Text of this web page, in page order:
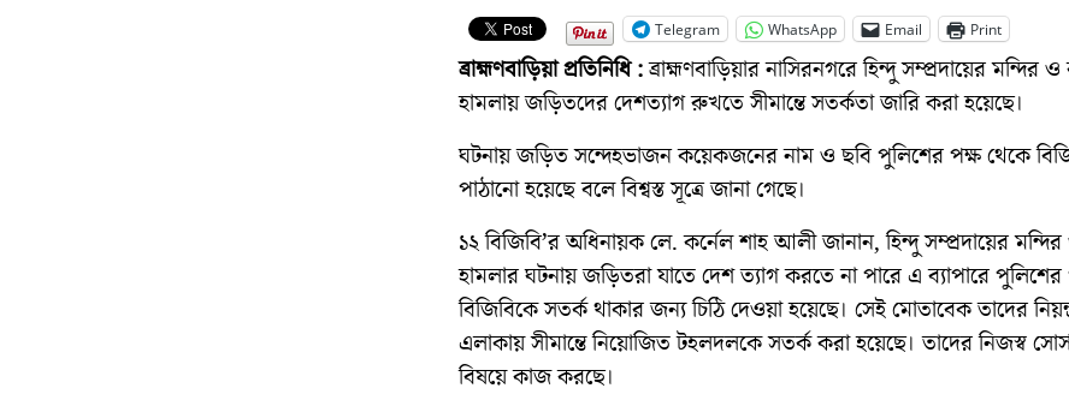
Telegram
WhatsApp Email Print
ব্রাহ্মণবাড়িয়া প্রতিনিধি :ব্রাহ্মণবাড়িয়ার নাসিরনগরে হিন্দু সম্প্রদায়ের মন্দির ও
হামলায় জড়িতদের দেশত্যাগ রুখতে সীমান্তে সতর্কতা জারি করা হয়েছে।
ঘটনায় জড়িত সন্দেহভাজন কয়েকজনের নাম ও ছবি পুলিশের পক্ষ থেকে
পাঠানো হয়েছে বলে বিশ্বস্ত সূত্রে জানা গেছে।
১২ বিজিবি’র অধিনায়ক লে. কর্নেল শাহ আলী জানান, হিন্দু সম্প্রদায়ের
হামলার ঘটনায় জড়িতরা যাতে দেশ ত্যাগ করতে না পারে এ ব্যাপারে
বিজিবিকে সতর্ক থাকার জন্য চিঠি দেওয়া হয়েছে। সেই মোতাবেক তাদের
এলাকায় সীমান্তে নিয়োজিত টহলদলকে সতর্ক করা হয়েছে। তাদের নিজস্ব
বিষয়ে কাজ করছে।